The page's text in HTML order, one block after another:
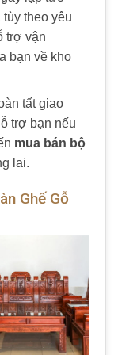
theo yêu
trợ vận
bạn về kho
tất giao
trợ bạn nếu
mua bán bộ
lai.
Ghế Gỗ